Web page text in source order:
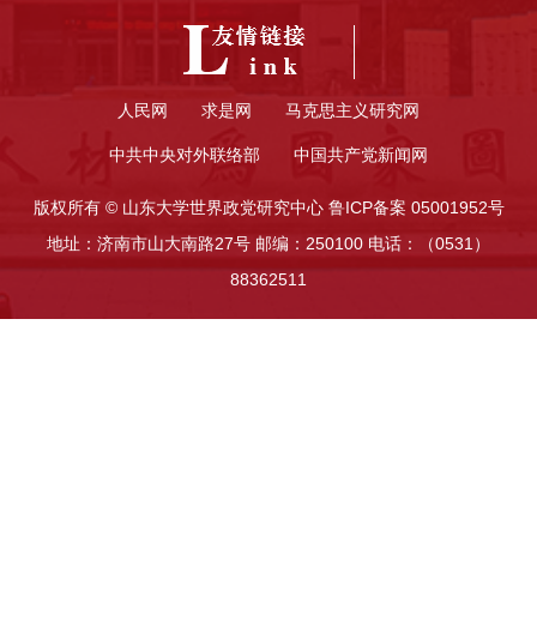
人民网 求是网 马克思主义研究网
中共中央对外联络部 中国共产党新闻网
版权所有 © 山东大学世界政党研究中心 鲁ICP备案 05001952号
地址：济南市山大南路27号 邮编：250100 电话：（0531）
88362511